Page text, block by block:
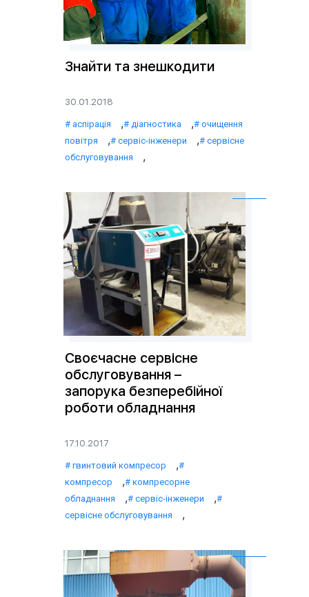
Знайти та знешкодити
30.01.2018
аспірація , діагностика ,
очищення
повітря
, сервіс-інженери ,
сервісне
обслуговування
,
Своєчасне сервісне
обслуговування –
запорука безперебійної
роботи обладнання
17.10.2017
гвинтовий компресор ,
компресор ,
компресорне
обладнання
, сервіс-інженери ,
сервісне обслуговування ,